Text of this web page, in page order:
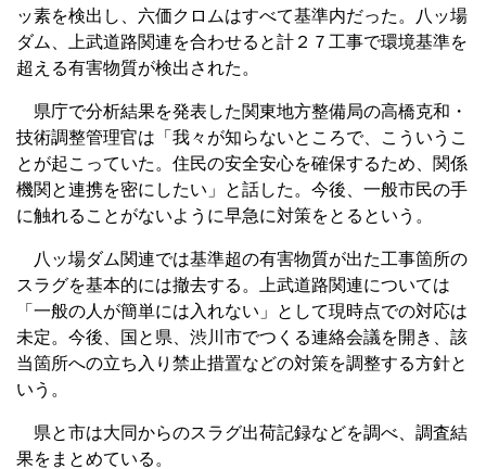
ッ素を検出し、六価クロムはすべて基準内だった。八ッ場
ダム、上武道路関連を合わせると計２７工事で環境基準を
超える有害物質が検出された。
県庁で分析結果を発表した関東地方整備局の高橋克和・
技術調整管理官は「我々が知らないところで、こういうこ
とが起こっていた。住民の安全安心を確保するため、関係
機関と連携を密にしたい」と話した。今後、一般市民の手
に触れることがないように早急に対策をとるという。
八ッ場ダム関連では基準超の有害物質が出た工事箇所の
スラグを基本的には撤去する。上武道路関連については
「一般の人が簡単には入れない」として現時点での対応は
未定。今後、国と県、渋川市でつくる連絡会議を開き、該
当箇所への立ち入り禁止措置などの対策を調整する方針と
いう。
県と市は大同からのスラグ出荷記録などを調べ、調査結
果をまとめている。